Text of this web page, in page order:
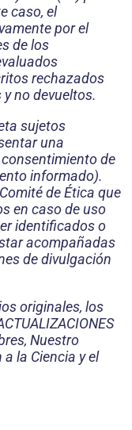
caso, el
por el
de los
rechazados
no devueltos.
sujetos
una
de
informado).
de Ética que
en caso de uso
identificados o
acompañadas
de divulgación
originales, los
Nuestro
la Ciencia y el